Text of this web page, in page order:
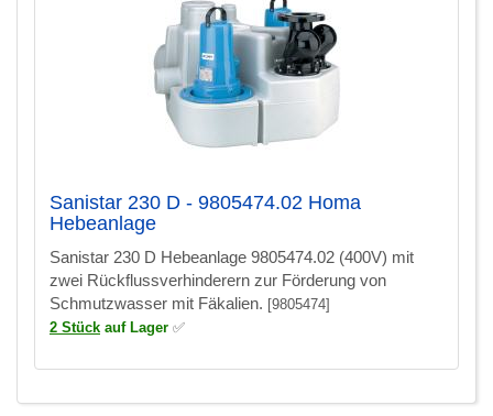
Sanistar 230 D - 9805474.02 Homa
Hebeanlage
Sanistar 230 D Hebeanlage 9805474.02 (400V) mit
zwei Rückflussverhinderern zur Förderung von
Schmutzwasser mit Fäkalien. [9805474]
2 Stück auf Lager ✅